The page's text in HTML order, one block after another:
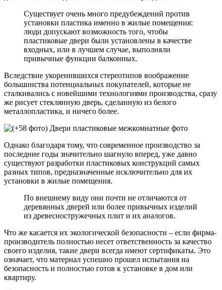
Существует очень много предубеждений против
установки пластика именно в жилые помещения:
люди допускают возможность того, чтобы
пластиковые двери были установлены в качестве
входных, или в лучшем случае, выполняли
привычные функции балконных.
Вследствие укоренившихся стереотипов воображение
большинства потенциальных покупателей, которые не
сталкивались с новейшими технологиями производства, сразу
же рисует стеклянную дверь, сделанную из белого
металлопластика, и ничего более.
Однако благодаря тому, что современное производство за
последние годы значительно шагнуло вперед, уже давно
существуют разработки пластиковых конструкций самых
разных типов, предназначенные исключительно для их
установки в жилые помещения.
По внешнему виду они почти не отличаются от
деревянных дверей или более привычных изделий
из древесностружечных плит и их аналогов.
Что же касается их экологической безопасности – если фирма-
производитель полностью несет ответственность за качество
своего изделия, такие двери всегда имеют сертификаты. Это
означает, что материал успешно прошел испытания на
безопасность и полностью готов к установке в дом или
квартиру.